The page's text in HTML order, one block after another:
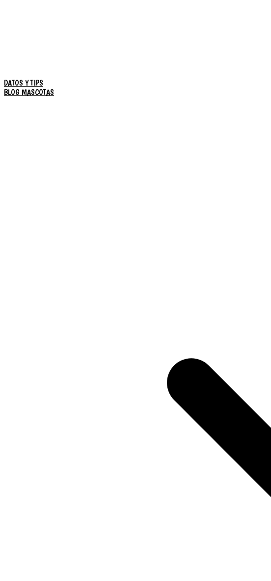
DATOS Y TIPS
BLOG MASCOTAS